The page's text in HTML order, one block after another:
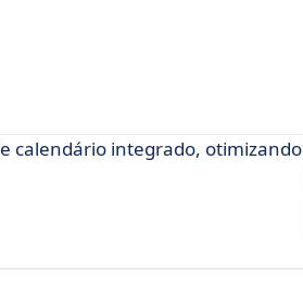
calendário integrado, otimizando